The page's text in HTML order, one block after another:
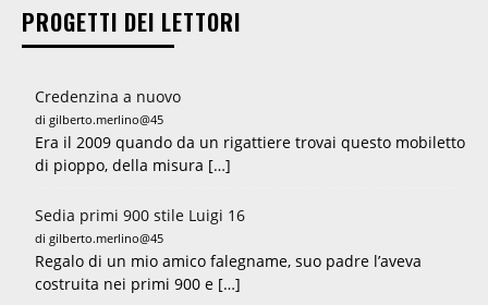
PROGETTI DEI LETTORI
Credenzina a nuovo
di gilberto.merlino@45
Era il 2009 quando da un rigattiere trovai questo mobiletto
di pioppo, della misura […]
Sedia primi 900 stile Luigi 16
di gilberto.merlino@45
Regalo di un mio amico falegname, suo padre l’aveva
costruita nei primi 900 e […]